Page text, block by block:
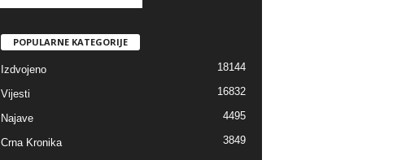
POPULARNE KATEGORIJE
Izdvojeno 18144
Vijesti 16832
Najave 4495
Crna Kronika
3849